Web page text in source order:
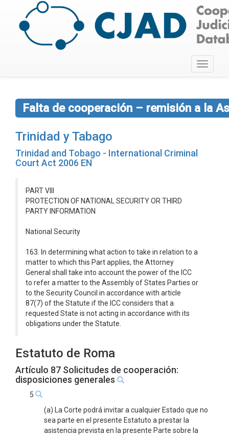
Toggle
Falta de cooperación – remisión a la
Trinidad y Tabago
Trinidad and Tobago - International Criminal
Court Act 2006 EN
PART VIII
PROTECTION OF NATIONAL SECURITY OR THIRD
PARTY INFORMATION
National Security
163. In determining what action to take in relation to a
matter to which this Part applies, the Attorney
General shall take into account the power of the ICC
to refer a matter to the Assembly of States Parties or
to the Security Council in accordance with article
87(7) of the Statute if the ICC considers that a
requested State is not acting in accordance with its
obligations under the Statute.
Estatuto de Roma
Artículo 87 Solicitudes de cooperación:
disposiciones generales
5
(a) La Corte podrá invitar a cualquier Estado que no
sea parte en el presente Estatuto a prestar la
asistencia prevista en la presente Parte sobre la